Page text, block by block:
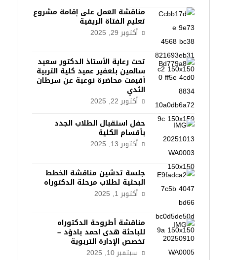
مناقشة العمل على إقامة مشروع
تعليم الفتاة الريفية
أكتوبر 29, 2025
تحت رعاية الأستاذ الدكتور سعيد
سالمين بلعفير عميد كلية التربية
أقيمت محاضرة نوعية عن سرطان
الثدي
أكتوبر 22, 2025
حفل استقبال الطلاب الجدد
بأقسام الكلية
أكتوبر 13, 2025
جلسة تدشين مناقشة الخطط
البحثية لطلاب مرحلة الدكتوراه
أكتوبر 1, 2025
مناقشة أطروحة الدكتوراه
للباحثة هدى احمد بادؤد –
تخصص الإدارة التربوية
سبتمبر 10, 2025